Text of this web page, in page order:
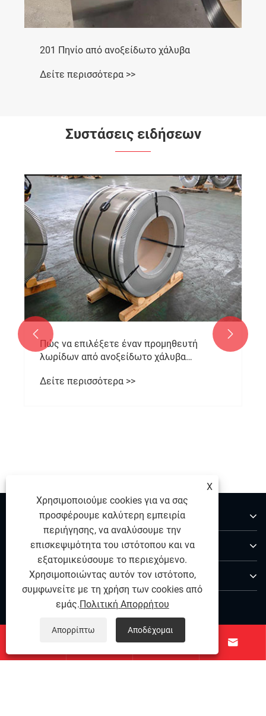
201 Πηνίο από ανοξείδωτο χάλυβα
Δείτε περισσότερα >>
Συστάσεις ειδήσεων
Πώς να επιλέξετε έναν προμηθευτή
λωρίδων από ανοξείδωτο χάλυβα
Δείτε περισσότερα >>
 
Σχετικά με εμάς
Προϊόντα
Επικοινωνήστε μαζί μας
ΑΚΟΛΟΥΘΗΣΕ ΜΑΣ
 
X
Χρησιμοποιούμε cookies για να σας
προσφέρουμε καλύτερη εμπειρία
περιήγησης, να αναλύσουμε την
επισκεψιμότητα του ιστότοπου και να
εξατομικεύσουμε το περιεχόμενο.
Χρησιμοποιώντας αυτόν τον ιστότοπο,
συμφωνείτε με τη χρήση των cookies από
εμάς.Πολιτική Απορρήτου
Απορρίπτω Αποδέχομαι